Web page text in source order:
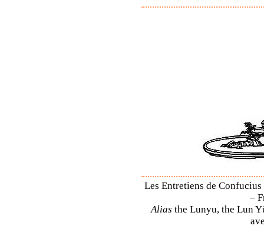
Les Entretiens de
–
Alias the Lunyu, the Lun